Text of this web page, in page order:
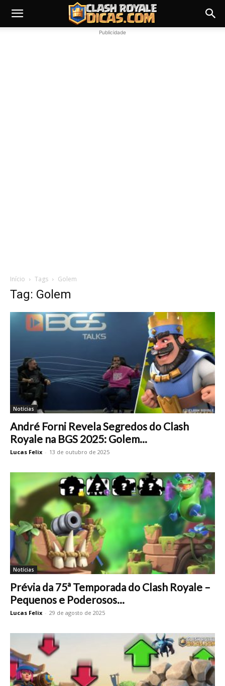
Publicidade
Início Tags Golem
Tag: Golem
Notícias
André Forni Revela Segredos do Clash
Royale na BGS 2025: Golem...
Lucas Felix - 13 de outubro de 2025
Notícias
Prévia da 75ª Temporada do Clash Royale –
Pequenos e Poderosos...
Lucas Felix - 29 de agosto de 2025